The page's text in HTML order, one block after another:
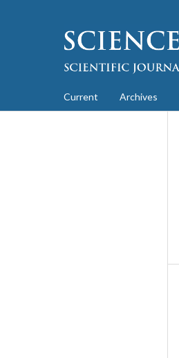
Current Archives